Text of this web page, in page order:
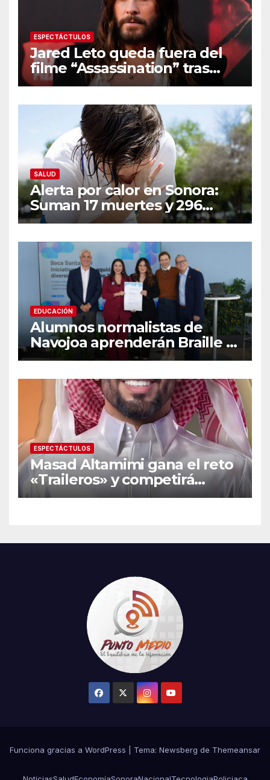
ESPECTÁCTULOS
Jared Leto queda fuera del
filme “Assassination” tras
resurgir denuncias de
SALUD
Alerta por calor en Sonora:
Suman 17 muertes y 296
casos; estas son las
señales de alarma
EDUCACIÓN
Alumnos normalistas de
Navojoa aprenderán Braille y
Lengua de Señas tras ganar
ESPECTÁCTULOS
Masad Altamimi gana el reto
«Traileros» y competirá
contra Moisés Peñaloza por
Funciona gracias a WordPress Tema: Newsberg de Themeansar